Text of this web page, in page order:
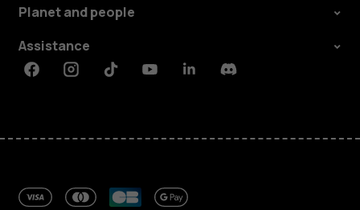
Planet and people
Assistance
FacebookInstagramTiktokYoutubeLinkedinDiscord